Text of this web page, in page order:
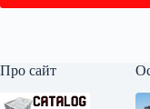
Про сайт